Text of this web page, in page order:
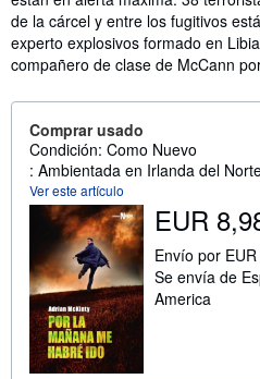
de la cárcel y entre los fugitivos
experto explosivos formado en
compañero de clase de McCann
Comprar usado
Condición: Como Nuevo
: Ambientada en Irlanda del
Ver este artículo
EUR
Envío por
Se envía de
America